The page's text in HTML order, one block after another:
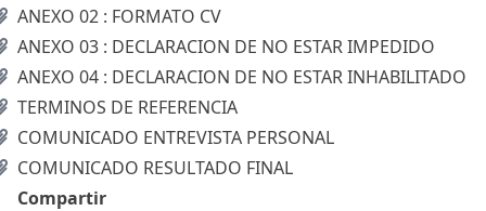
ANEXO 02 : FORMATO CV
ANEXO 03 : DECLARACION DE NO ESTAR IMPEDIDO
ANEXO 04 : DECLARACION DE NO ESTAR INHABILITADO
TERMINOS DE REFERENCIA
COMUNICADO ENTREVISTA PERSONAL
COMUNICADO RESULTADO FINAL
Compartir